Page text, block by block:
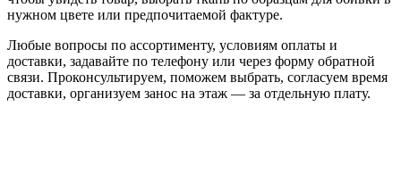
нужном цвете или предпочитаемой фактуре.
Любые вопросы по ассортименту, условиям оплаты и
доставки, задавайте по телефону или через форму обратной
связи. Проконсультируем, поможем выбрать, согласуем время
доставки, организуем занос на этаж — за отдельную плату.